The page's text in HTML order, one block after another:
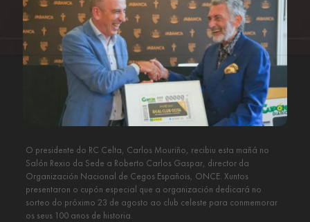
O presidente do RC Celta, Carlos Mouriño, recibiu esta mañá no
Salón Rexio da Sede a Roberto Carlos Gaspar, director da
Organización Nacional de Cegos Españois, ONCE. Xuntos
presentaron o cupón especial que a organización dedicará no
sorteo do próximo 23 de agosto ao club celeste para conmemorar
os seus 100 anos de historia.